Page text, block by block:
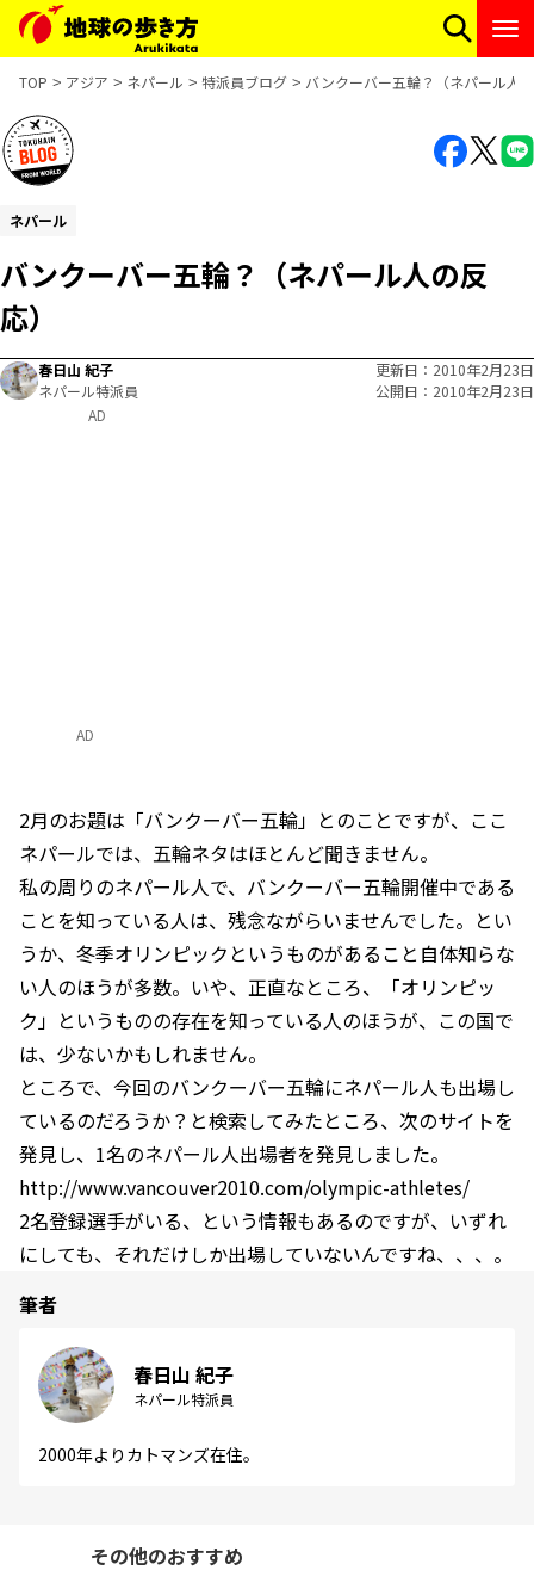
TOP アジア ネパール 特派員ブログ バンクーバー五輪？（ネパール人
ネパール
バンクーバー五輪？（ネパール人の反
応）
春日山 紀子
ネパール特派員
更新日
2010年2月23日
公開日
2010年2月23日
AD
2月のお題は「バンクーバー五輪」とのことですが、ここ
ネパールでは、五輪ネタはほとんど聞きません。
私の周りのネパール人で、バンクーバー五輪開催中である
ことを知っている人は、残念ながらいませんでした。とい
うか、冬季オリンピックというものがあること自体知らな
い人のほうが多数。いや、正直なところ、「オリンピッ
ク」というものの存在を知っている人のほうが、この国で
は、少ないかもしれません。
ところで、今回のバンクーバー五輪にネパール人も出場し
ているのだろうか？と検索してみたところ、次のサイトを
発見し、1名のネパール人出場者を発見しました。
http://www.vancouver2010.com/olympic-athletes/
2名登録選手がいる、という情報もあるのですが、いずれ
にしても、それだけしか出場していないんですね、、、。
筆者
春日山 紀子
ネパール特派員
2000年よりカトマンズ在住。
その他のおすすめ
AD